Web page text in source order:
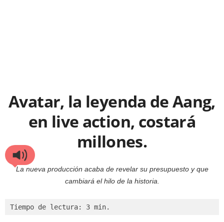
Avatar, la leyenda de Aang,
en live action, costará
millones.
La nueva producción acaba de revelar su presupuesto y que
cambiará el hilo de la historia.
Tiempo de lectura: 3 min.